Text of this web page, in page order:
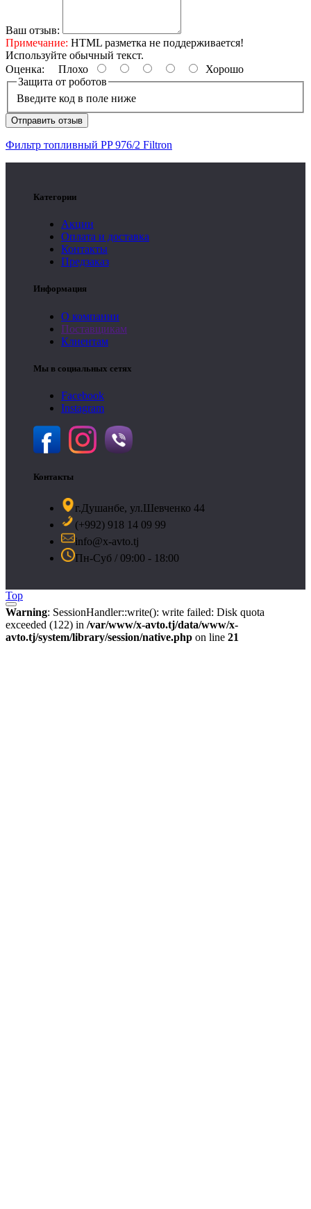
Ваш отзыв:
Примечание: HTML разметка не поддерживается!
Используйте обычный текст.
Оценка: Плохо
Хорошо
Защита от роботов
Введите код в поле ниже
Отправить отзыв
Фильтр топливный PP 976/2 Filtron
Категории
Акции
Оплата и доставка
Контакты
Предзаказ
Информация
О компании
Поставщикам
Клиентам
Мы в социальных сетях
Facebook
Instagram
Контакты
г.Душанбе, ул.Шевченко 44
(+992) 918 14 09 99
info@x-avto.tj
Пн-Суб / 09:00 - 18:00
Top
Warning: SessionHandler::write(): write failed: Disk quota
exceeded (122) in /var/www/x-avto.tj/data/www/x-
avto.tj/system/library/session/native.php on line 21